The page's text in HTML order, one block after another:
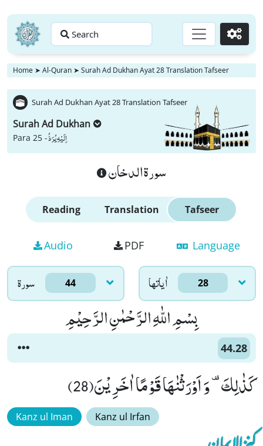
Search Go
Home ➤ Al-Quran ➤ Surah Ad Dukhan Ayat 28 Translation Tafseer
Surah Ad Dukhan Ayat 28 Translation Tafseer
Surah Ad Dukhan
Para 25 -اِلَیْهِ یُرَدُّ
سورة الدخان
Reading Translation Tafseer
Audio PDF Language
سورۃ 44 اٰياتها 28
بِسْمِ اللّٰهِ الرَّحْمٰنِ الرَّحِیْمِ
44.28
كَذٰلِكَ- وَ اَوْرَثْنٰهَا قَوْمًا اٰخَرِیْنَ(28)
Kanz ul Iman Kanz ul Irfan